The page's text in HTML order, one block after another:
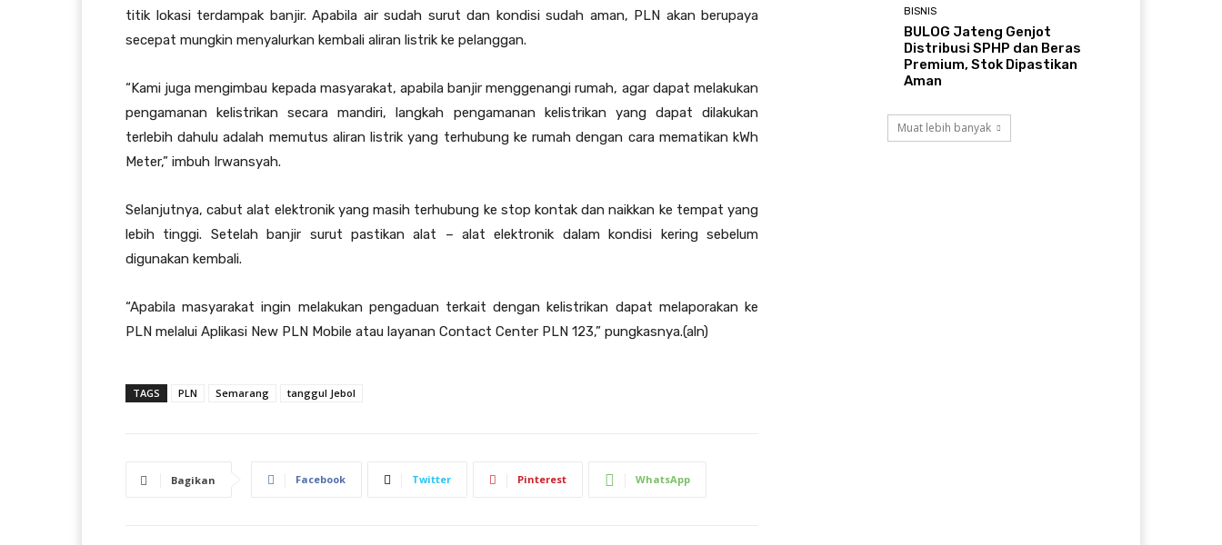
titik lokasi terdampak banjir. Apabila air sudah surut dan kondisi sudah aman, PLN akan berupaya
secepat mungkin menyalurkan kembali aliran listrik ke pelanggan.
“Kami juga mengimbau kepada masyarakat, apabila banjir menggenangi rumah, agar dapat melakukan
pengamanan kelistrikan secara mandiri, langkah pengamanan kelistrikan yang dapat dilakukan
terlebih dahulu adalah memutus aliran listrik yang terhubung ke rumah dengan cara mematikan kWh
Meter,” imbuh Irwansyah.
Selanjutnya, cabut alat elektronik yang masih terhubung ke stop kontak dan naikkan ke tempat yang
lebih tinggi. Setelah banjir surut pastikan alat – alat elektronik dalam kondisi kering sebelum
digunakan kembali.
“Apabila masyarakat ingin melakukan pengaduan terkait dengan kelistrikan dapat melaporakan ke
PLN melalui Aplikasi New PLN Mobile atau layanan Contact Center PLN 123,” pungkasnya.(aln)
TAGS PLN Semarang tanggul Jebol
Bagikan Facebook Twitter Pinterest WhatsApp
BISNIS
BULOG Jateng Genjot
Distribusi SPHP dan Beras
Premium, Stok Dipastikan
Aman
Muat lebih banyak